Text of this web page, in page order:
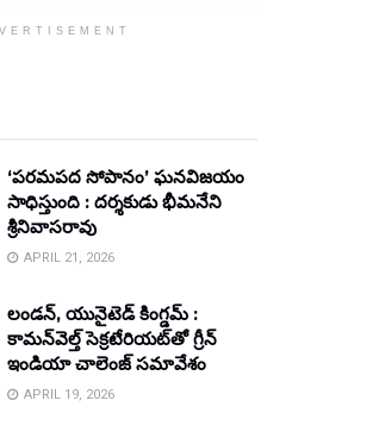
‘పరమపద సోపానం’ ఘనవిజయం
సాధిస్తుంది : దర్శకుడు భీమనేని
శ్రీనివాసరావు
APRIL 21, 2026
లండన్, యునైటెడ్ కింగ్డమ్ :
కామన్‌వెల్త్ సెక్రటేరియట్‌తో గ్రీన్
ఇండియా చాలెంజ్ సమావేశం
APRIL 19, 2026